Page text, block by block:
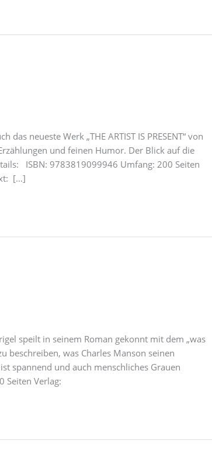
das neueste Werk „THE ARTIST IS PRESENT“ von
und feinen Humor. Der Blick auf die
ISBN: 9783819099946 Umfang: 200 Seiten
[…]
speilt in seinem Roman gekonnt mit dem „was
beschreiben, was Charles Manson seinen
spannend und auch menschliches Grauen
Seiten Verlag: